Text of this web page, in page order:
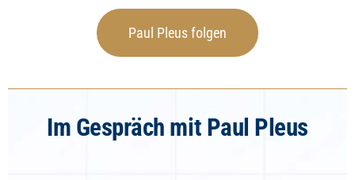
Paul Pleus folgen
Im Gespräch mit Paul Pleus